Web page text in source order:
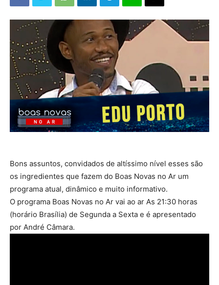
Bons assuntos, convidados de altíssimo nível esses são
os ingredientes que fazem do Boas Novas no Ar um
programa atual, dinâmico e muito informativo.
O programa Boas Novas no Ar vai ao ar As 21:30 horas
(horário Brasília) de Segunda a Sexta e é apresentado
por André Câmara.